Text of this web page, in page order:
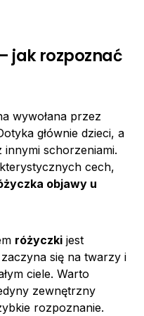
jak rozpoznać
wywołana przez
głównie dzieci, a
schorzeniami.
cech,
objawy u
różyczki jest
się na twarzy i
ciele. Warto
zewnętrzny
rozpoznanie.